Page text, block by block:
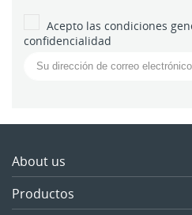
Acepto las condiciones
confidencialidad
About us
Productos